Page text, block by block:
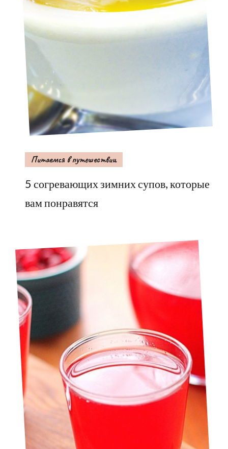
Питаемся в путешествии
5 согревающих зимних супов, которые
вам понравятся